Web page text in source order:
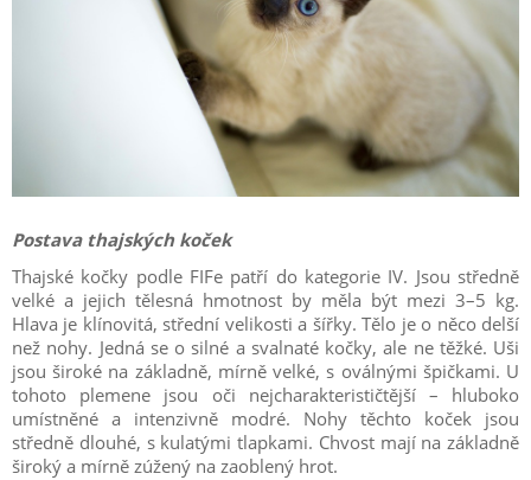
Postava thajských koček
Thajské kočky podle FIFe patří do kategorie IV. Jsou středně
velké a jejich tělesná hmotnost by měla být mezi 3–5 kg.
Hlava je klínovitá, střední velikosti a šířky. Tělo je o něco delší
než nohy. Jedná se o silné a svalnaté kočky, ale ne těžké. Uši
jsou široké na základně, mírně velké, s oválnými špičkami. U
tohoto plemene jsou oči nejcharakterističtější – hluboko
umístněné a intenzivně modré. Nohy těchto koček jsou
středně dlouhé, s kulatými tlapkami. Chvost mají na základně
široký a mírně zúžený na zaoblený hrot.